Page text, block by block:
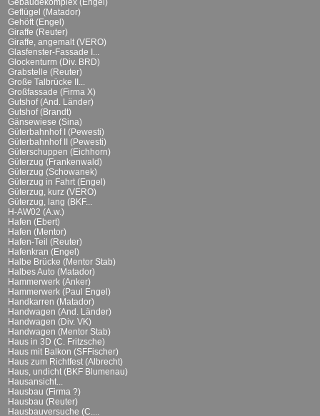
Gebäudekomplex (Engel)
Geflügel (Matador)
Gehöft (Engel)
Giraffe (Reuter)
Giraffe, angemalt (VERO)
Glasfenster-Fassade I...
Glockenturm (Div. BRD)
Grabstelle (Reuter)
Große Talbrücke II...
Großfassade (Firma X)
Gutshof (And. Länder)
Gutshof (Brandt)
Gänsewiese (Sina)
Güterbahnhof I (Pewesti)
Güterbahnhof II (Pewesti)
Güterschuppen (Eichhorn)
Güterzug (Frankenwald)
Güterzug (Schowanek)
Güterzug in Fahrt (Engel)
Güterzug, kurz (VERO)
Güterzug, lang (BKF...
H-AW02 (A.w.)
Hafen (Ebert)
Hafen (Mentor)
Hafen-Teil (Reuter)
Hafenkran (Engel)
Halbe Brücke (Mentor Stab)
Halbes Auto (Matador)
Hammerwerk (Anker)
Hammerwerk (Paul Engel)
Handkarren (Matador)
Handwagen (And. Länder)
Handwagen (Div. VK)
Handwagen (Mentor Stab)
Haus in 3D (C. Fritzsche)
Haus mit Balkon (SFFischer)
Haus zum Richtfest (Albrecht)
Haus, undicht (BKF Blumenau)
Hausansicht...
Hausbau (Firma ?)
Hausbau (Reuter)
Hausbauversuche (C....